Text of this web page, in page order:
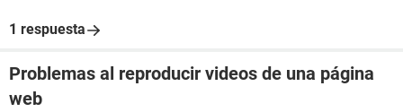
1 respuesta
Problemas al reproducir videos de una página
web